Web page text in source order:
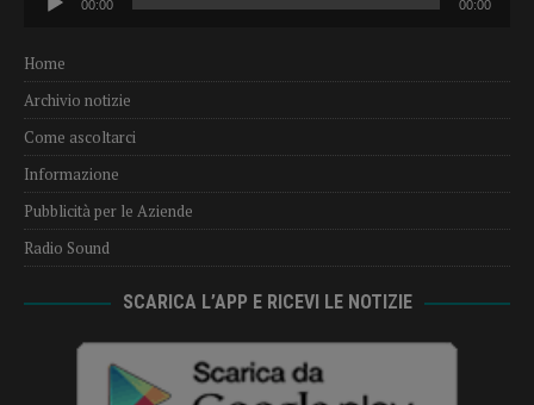
Player
00:00 00:00
Home
Archivio notizie
Come ascoltarci
Informazione
Pubblicità per le Aziende
Radio Sound
SCARICA L’APP E RICEVI LE NOTIZIE